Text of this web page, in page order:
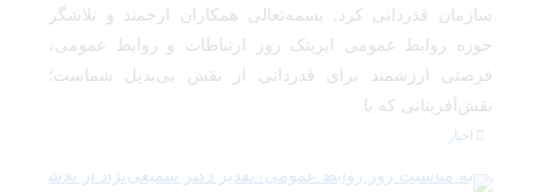
سازمان قدردانی کرد. بسمه‌تعالی همکاران ارجمند و تلاشگر
حوزه روابط عمومی ایریتک روز ارتباطات و روابط عمومی،
فرصتی ارزشمند برای قدردانی از نقش بی‌بدیل شماست؛
نقش‌آفرینانی که با
اخبار